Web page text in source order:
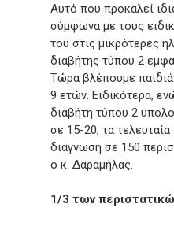
Αυτό που προκαλεί
σύμφωνα με τους
του στις μικρότερες
διαβήτης τύπου 2
Τώρα βλέπουμε
9 ετών. Ειδικότερα,
διαβήτη τύπου 2
σε 15-20, τα τελευταία
διάγνωση σε 150
ο κ. Δαραμήλας.
1/3 των